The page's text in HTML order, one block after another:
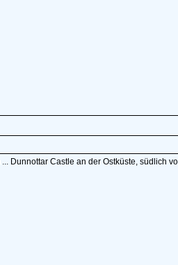
Dunnottar Castle an der Ostküste, südlich